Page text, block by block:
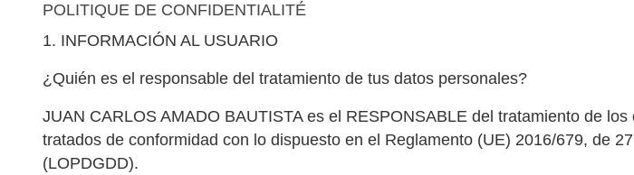
POLITIQUE DE CONFIDENTIALITÉ
1. INFORMACIÓN AL USUARIO
¿Quién es el responsable del tratamiento de tus datos personales?
JUAN CARLOS AMADO BAUTISTA es el RESPONSABLE del tratamiento de
tratados de conformidad con lo dispuesto en el Reglamento (UE) 2016/679, de
(LOPDGDD).